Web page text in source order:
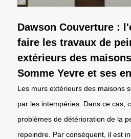
Dawson Couverture :
faire les travaux de
extérieurs des
Somme Yevre et ses
Les murs extérieurs des maisons
par les intempéries. Dans ce cas,
problèmes de détérioration de la
repeindre. Par conséquent, il est